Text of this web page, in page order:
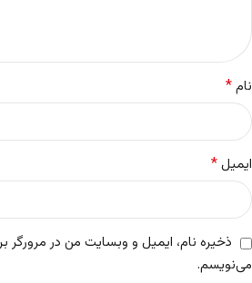
نام*
ایمیل*
ذخیره نام، ایمیل و وبسایت من در مرورگر
می‌نویسم.